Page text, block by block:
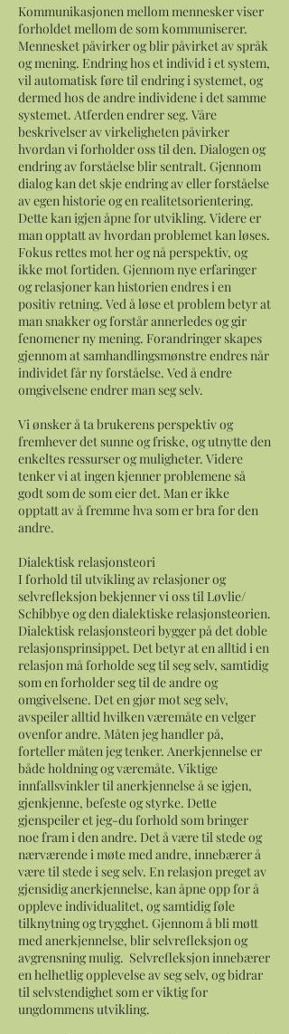
Kommunikasjonen mellom mennesker viser
forholdet mellom de som kommuniserer.
Mennesket påvirker og blir påvirket av språk
og mening. Endring hos et individ i et system,
vil automatisk føre til endring i systemet, og
dermed hos de andre individene i det samme
systemet. Atferden endrer seg. Våre
beskrivelser av virkeligheten påvirker
hvordan vi forholder oss til den. Dialogen og
endring av forståelse blir sentralt. Gjennom
dialog kan det skje endring av eller forståelse
av egen historie og en realitetsorientering.
Dette kan igjen åpne for utvikling. Videre er
man opptatt av hvordan problemet kan løses.
Fokus rettes mot her og nå perspektiv, og
ikke mot fortiden. Gjennom nye erfaringer
og relasjoner kan historien endres i en
positiv retning. Ved å løse et problem betyr at
man snakker og forstår annerledes og gir
fenomener ny mening. Forandringer skapes
gjennom at samhandlingsmønstre endres når
individet får ny forståelse. Ved å endre
omgivelsene endrer man seg selv.
Vi ønsker å ta brukerens perspektiv og
fremhever det sunne og friske, og utnytte den
enkeltes ressurser og muligheter. Videre
tenker vi at ingen kjenner problemene så
godt som de som eier det. Man er ikke
opptatt av å fremme hva som er bra for den
andre.
Dialektisk relasjonsteori
I forhold til utvikling av relasjoner og
selvrefleksjon bekjenner vi oss til Løvlie/
Schibbye og den dialektiske relasjonsteorien.
Dialektisk relasjonsteori bygger på det doble
relasjonsprinsippet. Det betyr at en alltid i en
relasjon må forholde seg til seg selv, samtidig
som en forholder seg til de andre og
omgivelsene. Det en gjør mot seg selv,
avspeiler alltid hvilken væremåte en velger
ovenfor andre. Måten jeg handler på,
forteller måten jeg tenker. Anerkjennelse er
både holdning og væremåte. Viktige
innfallsvinkler til anerkjennelse å se igjen,
gjenkjenne, befeste og styrke. Dette
gjenspeiler et jeg-du forhold som bringer
noe fram i den andre. Det å være til stede og
nærværende i møte med andre, innebærer å
være til stede i seg selv. En relasjon preget av
gjensidig anerkjennelse, kan åpne opp for å
oppleve individualitet, og samtidig føle
tilknytning og trygghet. Gjennom å bli møtt
med anerkjennelse, blir selvrefleksjon og
avgrensning mulig. Selvrefleksjon innebærer
en helhetlig opplevelse av seg selv, og bidrar
til selvstendighet som er viktig for
ungdommens utvikling.